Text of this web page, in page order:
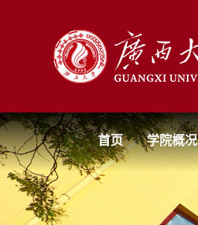
首页 学院概况